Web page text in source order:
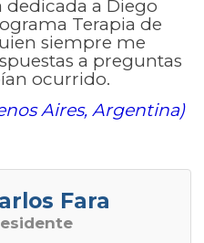
dedicada a Diego
Terapia de
siempre me
a preguntas
ocurrido.
Aires, Argentina)
Fara